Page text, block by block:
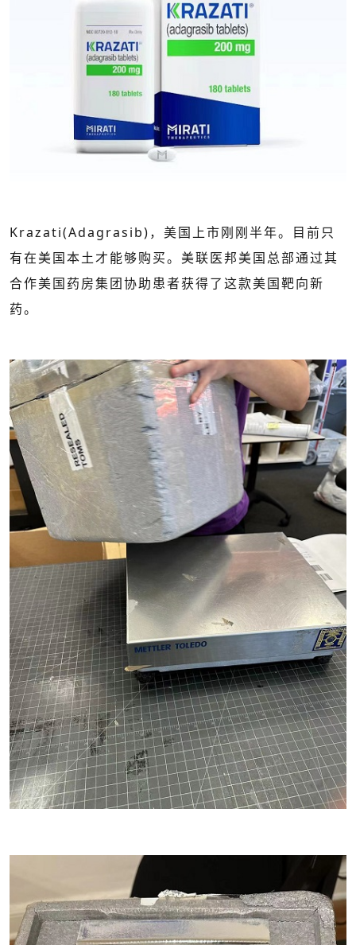
Krazati(Adagrasib)，美国上市刚刚半年。目前只
有在美国本土才能够购买。美联医邦美国总部通过其
合作美国药房集团协助患者获得了这款美国靶向新
药。